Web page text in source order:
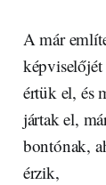
A már
értük el, és
jártak el,
bontónak,
érzik,